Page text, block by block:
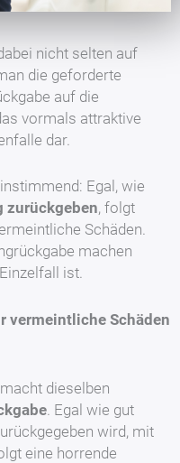
nicht selten auf
die geforderte
auf die
vormals attraktive
dar.
Egal, wie
zurückgeben, folgt
Schäden.
machen
ist.
vermeintliche Schäden
dieselben
. Egal wie gut
wird, mit
eine horrende